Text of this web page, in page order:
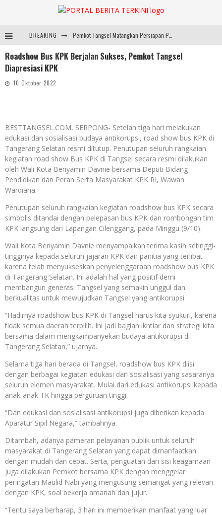
BREAKING
ARYADUTA Lippo Village Ajak Keluarga Rayakan HAN 2026 Lewat Family Photo Walk Bersama Kanca Kids dan Boylagi
Roadshow Bus KPK Berjalan Sukses, Pemkot Tangsel
Diapresiasi KPK
10 Oktober 2022
BESTTANGSEL.COM, SERPONG- Setelah tiga hari melakukan
edukasi dan sosialisasi budaya antikorupsi, road show bus KPK di
Tangerang Selatan resmi ditutup. Penutupan seluruh rangkaian
kegiatan road show Bus KPK di Tangsel secara resmi dilakukan
oleh Wali Kota Benyamin Davnie bersama Deputi Bidang
Pendidikan dan Peran Serta Masyarakat KPK RI, Wawan
Wardiana.
Penutupan seluruh rangkaian kegiatan roadshow bus KPK secara
simbolis ditandai dengan pelepasan bus KPK dan rombongan tim
KPK langsung dari Lapangan Cilenggang, pada Minggu (9/10).
Wali Kota Benyamin Davnie menyampaikan terima kasih setinggi-
tingginya kepada seluruh jajaran KPK dan panitia yang terlibat
karena telah menyukseskan penyelenggaraan roadshow bus KPK
di Tangerang Selatan. Ini adalah hal yang positif demi
membangun generasi Tangsel yang semakin unggul dan
berkualitas untuk mewujudkan Tangsel yang antikorupsi.
“Hadirnya roadshow bus KPK di Tangsel harus kita syukuri, karena
tidak semua daerah terpilih. Ini jadi bagian ikhtiar dan strategi kita
bersama dalam mengkampanyekan budaya antikorupsi di
Tangerang Selatan,” ujarnya.
Selama tiga hari berada di Tangsel, roadshow bus KPK diisi
dengan berbagai kegiatan edukasi dan sosialisasi yang sasaranya
seluruh elemen masyarakat. Mulai dari edukasi antikorupsi kepada
anak-anak TK hingga perguruan tinggi.
“Dan edukasi dan sosialisasi antikorupsi juga diberikan kepada
Aparatur Sipil Negara,” tambahnya.
Ditambah, adanya pameran pelayanan publik untuk seluruh
masyarakat di Tangerang Selatan yang dapat dimanfaatkan
dengan mudah dan cepat. Serta, penguatan dari sisi keagamaan
juga dilakukan Pemkot bersama KPK dengan menggelar
peringatan Maulid Nabi yang mengusung semangat yang relevan
dengan KPK, soal bekerja amanah dan jujur.
“Tentu saya berharap, 3 hari ini memberikan manfaat yang luar